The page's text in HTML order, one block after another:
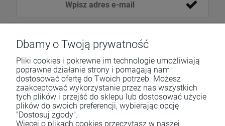
Pomoc
Dbamy o Twoją prywatność
Pliki cookies i pokrewne im technologie umożliwiają
poprawne działanie strony i pomagają nam
dostosować ofertę do Twoich potrzeb. Możesz
zaakceptować wykorzystanie przez nas wszystkich
tych plików i przejść do sklepu lub dostosować użycie
plików do swoich preferencji, wybierając opcję
"Dostosuj zgody".
Więcej o plikach cookies przeczytasz w naszej